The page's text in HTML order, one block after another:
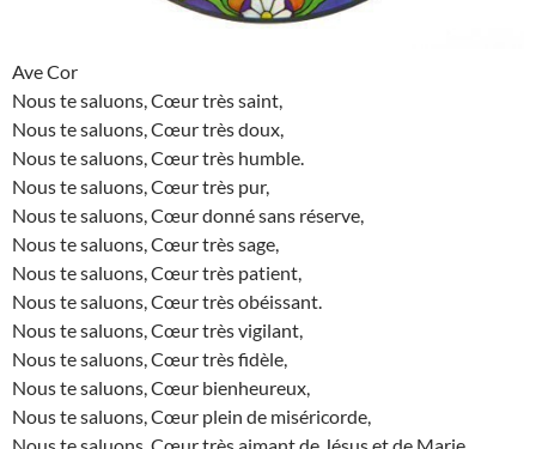
Ave Cor
Nous te saluons, Cœur très saint,
Nous te saluons, Cœur très doux,
Nous te saluons, Cœur très humble.
Nous te saluons, Cœur très pur,
Nous te saluons, Cœur donné sans réserve,
Nous te saluons, Cœur très sage,
Nous te saluons, Cœur très patient,
Nous te saluons, Cœur très obéissant.
Nous te saluons, Cœur très vigilant,
Nous te saluons, Cœur très fidèle,
Nous te saluons, Cœur bienheureux,
Nous te saluons, Cœur plein de miséricorde,